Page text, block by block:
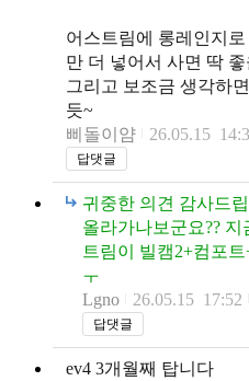
어스트림에 롱레인지
만 더 넣어서 사면 딱
그리고 보조금 생각하
듯~
삐돌이얌
26.05.15
답댓글
귀중한 의견 감사드
올라가나보군요??
트림이 빌캠2+컴포
ㅜ
Lgno
26.05.15 17:52
답댓글
ev4 3개월째 탑니다